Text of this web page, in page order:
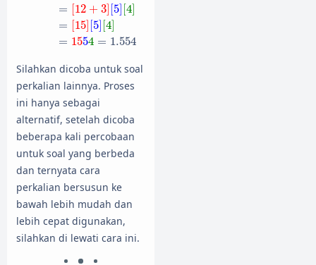
= [12 + 3] [5] [4]
= [15] [5] [4]
= 1554 = 1.554
Silahkan dicoba untuk soal
perkalian lainnya. Proses
ini hanya sebagai
alternatif, setelah dicoba
beberapa kali percobaan
untuk soal yang berbeda
dan ternyata cara
perkalian bersusun ke
bawah lebih mudah dan
lebih cepat digunakan,
silahkan di lewati cara ini.